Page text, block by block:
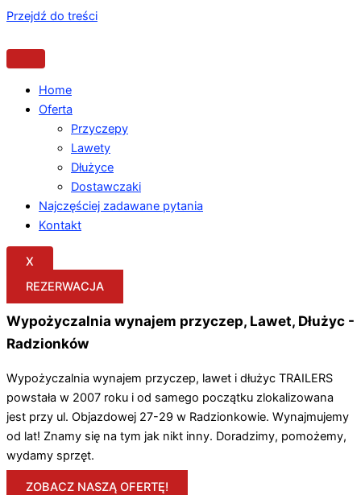
Przejdź do treści
Home
Oferta
Przyczepy
Lawety
Dłużyce
Dostawczaki
Najczęściej zadawane pytania
Kontakt
X
REZERWACJA
Wypożyczalnia wynajem przyczep, Lawet, Dłużyc -
Radzionków
Wypożyczalnia wynajem przyczep, lawet i dłużyc TRAILERS
powstała w 2007 roku i od samego początku zlokalizowana
jest przy ul. Objazdowej 27-29 w Radzionkowie. Wynajmujemy
od lat! Znamy się na tym jak nikt inny. Doradzimy, pomożemy,
wydamy sprzęt.
ZOBACZ NASZĄ OFERTĘ!